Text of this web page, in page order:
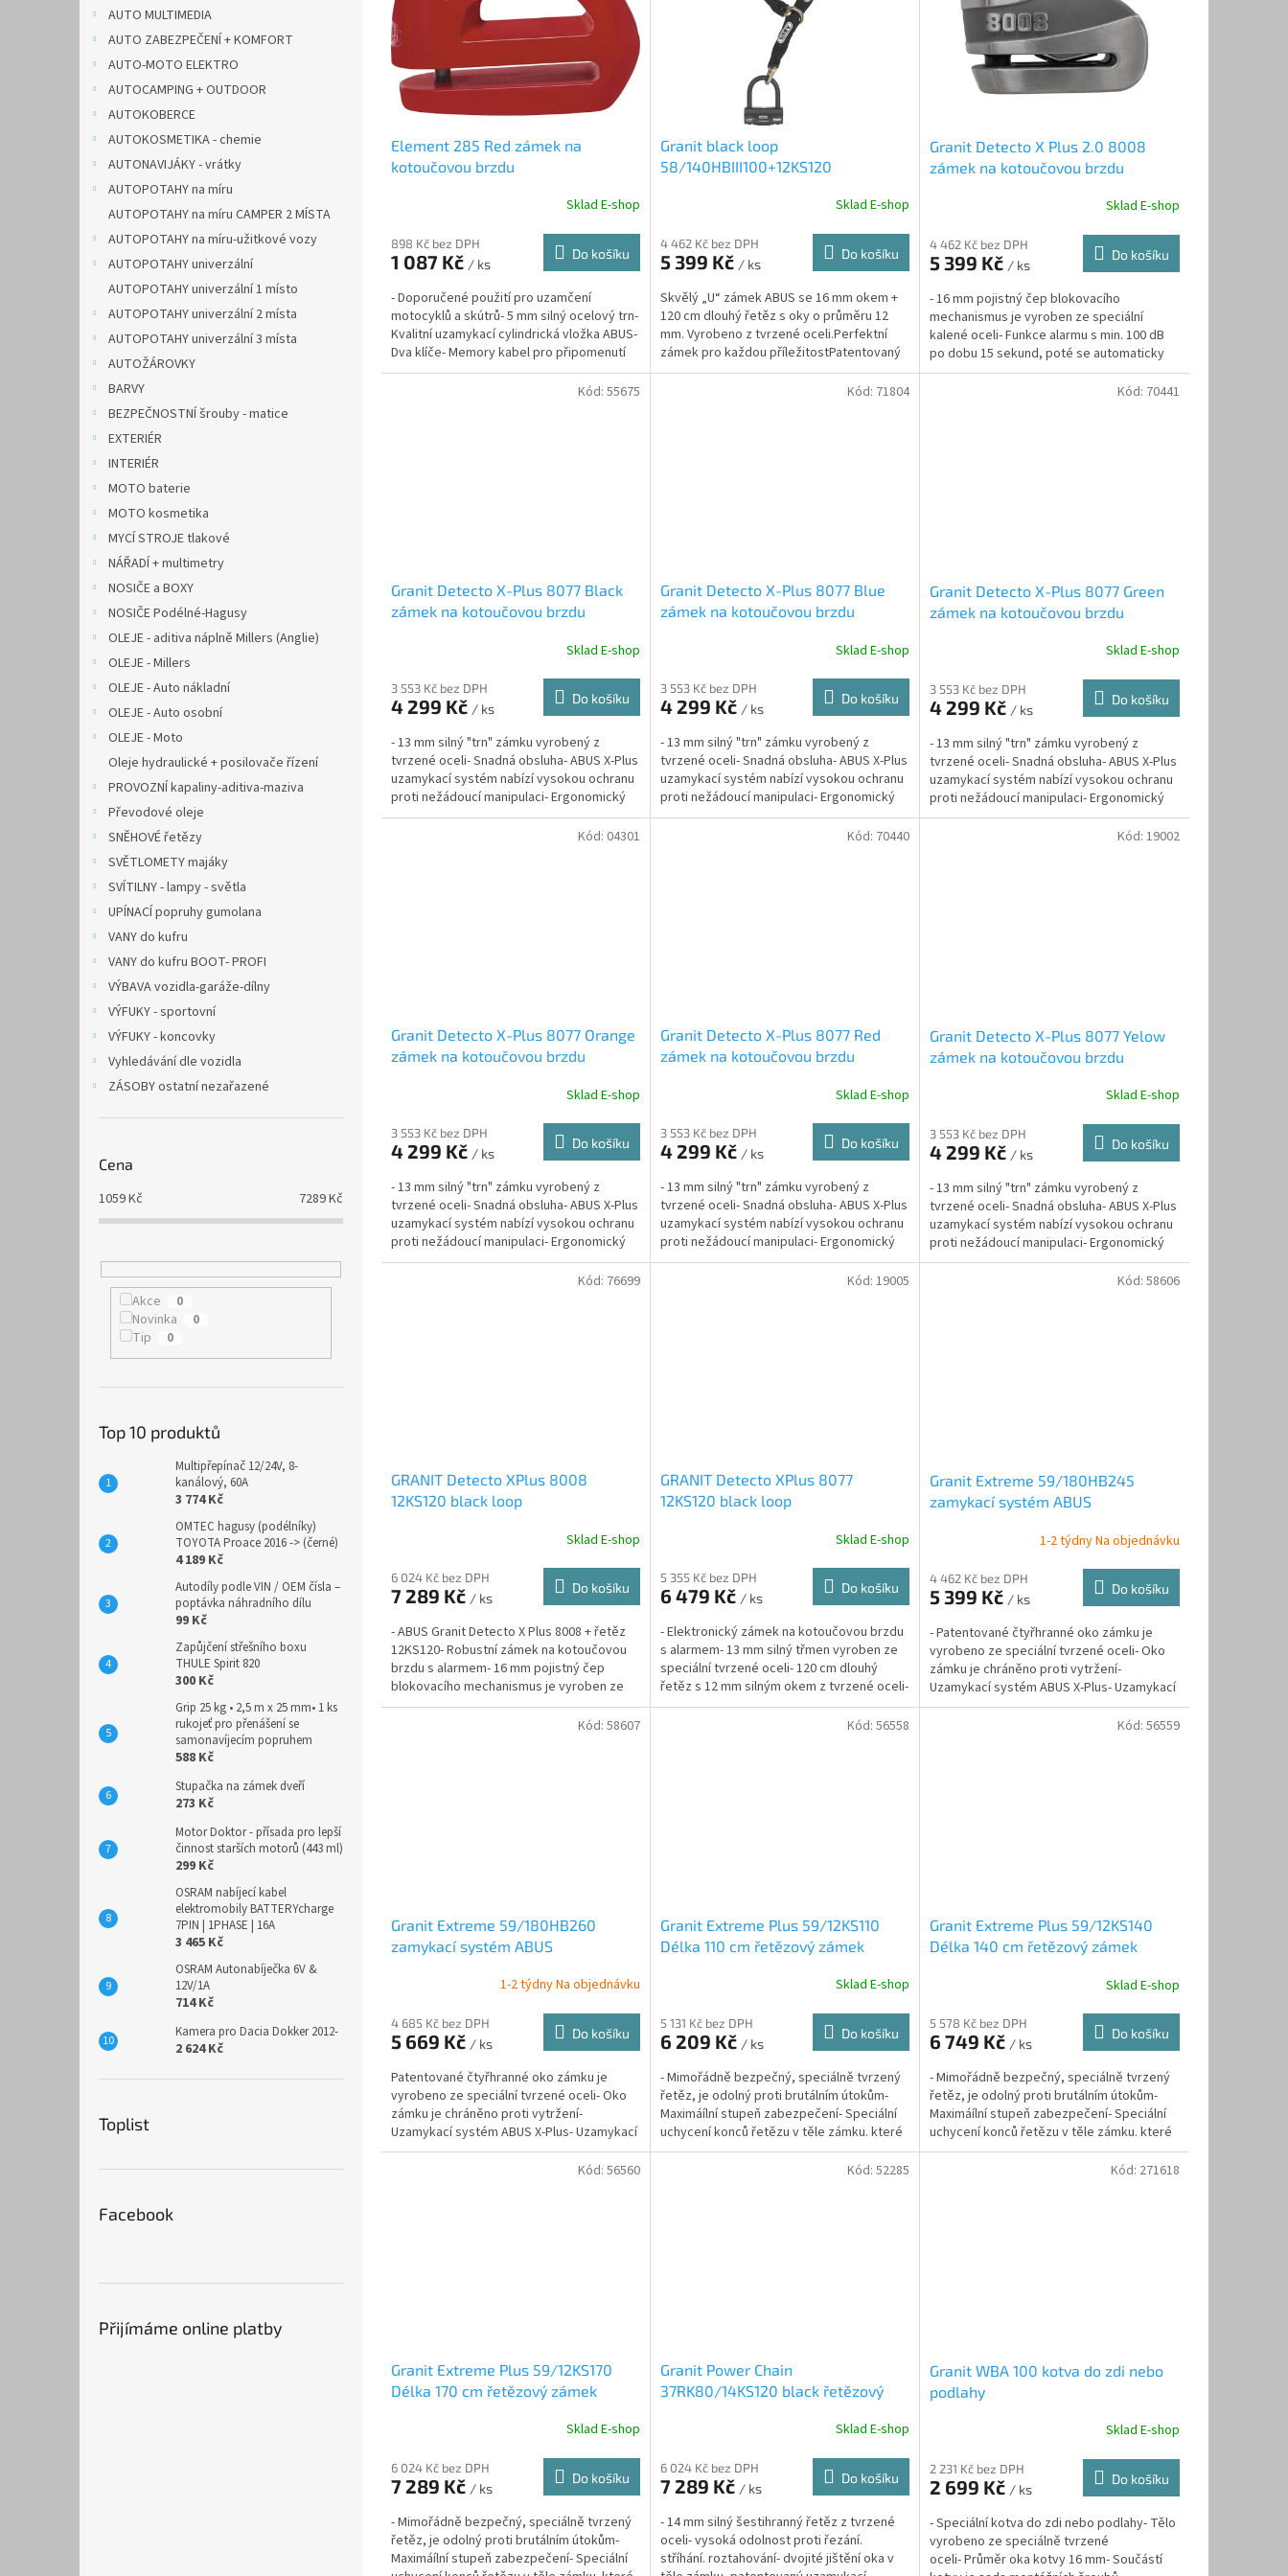
AUTO MULTIMEDIA
AUTO ZABEZPEČENÍ + KOMFORT
AUTO-MOTO ELEKTRO
AUTOCAMPING + OUTDOOR
AUTOKOBERCE
AUTOKOSMETIKA - chemie
AUTONAVIJÁKY - vrátky
AUTOPOTAHY na míru
AUTOPOTAHY na míru CAMPER 2 MÍSTA
AUTOPOTAHY na míru-užitkové vozy
AUTOPOTAHY univerzální
AUTOPOTAHY univerzální 1 místo
AUTOPOTAHY univerzální 2 místa
AUTOPOTAHY univerzální 3 místa
AUTOŽÁROVKY
BARVY
BEZPEČNOSTNÍ šrouby - matice
EXTERIÉR
INTERIÉR
MOTO baterie
MOTO kosmetika
MYCÍ STROJE tlakové
NÁŘADÍ + multimetry
NOSIČE a BOXY
NOSIČE Podélné-Hagusy
OLEJE - aditiva náplně Millers (Anglie)
OLEJE - Millers
OLEJE - Auto nákladní
OLEJE - Auto osobní
OLEJE - Moto
Oleje hydraulické + posilovače řízení
PROVOZNÍ kapaliny-aditiva-maziva
Převodové oleje
SNĚHOVÉ řetězy
SVĚTLOMETY majáky
SVÍTILNY - lampy - světla
UPÍNACÍ popruhy gumolana
VANY do kufru
VANY do kufru BOOT- PROFI
VÝBAVA vozidla-garáže-dílny
VÝFUKY - sportovní
VÝFUKY - koncovky
Vyhledávání dle vozidla
ZÁSOBY ostatní nezařazené
Cena
1059Kč 7289Kč
Akce 0
Novinka 0
Tip 0
Top 10 produktů
Multipřepínač 12/24V, 8-
kanálový, 60A
3 774 Kč
OMTEC hagusy (podélníky)
TOYOTA Proace 2016 -> (černé)
4 189 Kč
Autodíly podle VIN / OEM čísla –
poptávka náhradního dílu
99 Kč
Zapůjčení střešního boxu
THULE Spirit 820
300 Kč
Grip 25 kg • 2,5 m x 25 mm• 1 ks
rukojeť pro přenášení se
samonavíjecím popruhem
588 Kč
Stupačka na zámek dveří
273 Kč
Motor Doktor - přísada pro lepší
činnost starších motorů (443 ml)
299 Kč
OSRAM nabíjecí kabel
elektromobily BATTERYcharge
7PIN | 1PHASE | 16A
3 465 Kč
OSRAM Autonabíječka 6V &
12V/1A
714 Kč
Kamera pro Dacia Dokker 2012-
2 624 Kč
Toplist
Facebook
Přijímáme online platby
p
Element 285 Red zámek na
kotoučovou brzdu
Sklad E-shop
898 Kč bez DPH
1 087 Kč / ks
Do košíku
- Doporučené použití pro uzamčení
motocyklů a skútrů- 5 mm silný ocelový trn-
Kvalitní uzamykací cylindrická vložka ABUS-
Dva klíče- Memory kabel pro připomenutí
zámku na...
Granit black loop
58/140HBIII100+12KS120
Sklad E-shop
4 462 Kč bez DPH
5 399 Kč / ks
Do košíku
Skvělý „U“ zámek ABUS se 16 mm okem +
120 cm dlouhý řetěz s oky o průměru 12
mm. Vyrobeno z tvrzené oceli.Perfektní
zámek pro každou příležitostPatentovaný
uzamykací systém...
Granit Detecto X Plus 2.0 8008
zámek na kotoučovou brzdu
Sklad E-shop
4 462 Kč bez DPH
5 399 Kč / ks
Do košíku
- 16 mm pojistný čep blokovacího
mechanismus je vyroben ze speciální
kalené oceli- Funkce alarmu s min. 100 dB
po dobu 15 sekund, poté se automaticky
re-aktivuje do...
Granit Detecto X-Plus 8077 Black
zámek na kotoučovou brzdu
Sklad E-shop
3 553 Kč bez DPH
4 299 Kč / ks
Do košíku
- 13 mm silný "trn" zámku vyrobený z
tvrzené oceli- Snadná obsluha- ABUS X-Plus
uzamykací systém nabízí vysokou ochranu
proti nežádoucí manipulaci- Ergonomický
rozměr-...
Kód: 55675
Granit Detecto X-Plus 8077 Blue
zámek na kotoučovou brzdu
Sklad E-shop
3 553 Kč bez DPH
4 299 Kč / ks
Do košíku
- 13 mm silný "trn" zámku vyrobený z
tvrzené oceli- Snadná obsluha- ABUS X-Plus
uzamykací systém nabízí vysokou ochranu
proti nežádoucí manipulaci- Ergonomický
rozměr-...
Kód: 71804
Granit Detecto X-Plus 8077 Green
zámek na kotoučovou brzdu
Sklad E-shop
3 553 Kč bez DPH
4 299 Kč / ks
Do košíku
- 13 mm silný "trn" zámku vyrobený z
tvrzené oceli- Snadná obsluha- ABUS X-Plus
uzamykací systém nabízí vysokou ochranu
proti nežádoucí manipulaci- Ergonomický
rozměr-...
Kód: 70441
Granit Detecto X-Plus 8077 Orange
zámek na kotoučovou brzdu
Sklad E-shop
3 553 Kč bez DPH
4 299 Kč / ks
Do košíku
- 13 mm silný "trn" zámku vyrobený z
tvrzené oceli- Snadná obsluha- ABUS X-Plus
uzamykací systém nabízí vysokou ochranu
proti nežádoucí manipulaci- Ergonomický
rozměr-...
Kód: 04301
Granit Detecto X-Plus 8077 Red
zámek na kotoučovou brzdu
Sklad E-shop
3 553 Kč bez DPH
4 299 Kč / ks
Do košíku
- 13 mm silný "trn" zámku vyrobený z
tvrzené oceli- Snadná obsluha- ABUS X-Plus
uzamykací systém nabízí vysokou ochranu
proti nežádoucí manipulaci- Ergonomický
rozměr-...
Kód: 70440
Granit Detecto X-Plus 8077 Yelow
zámek na kotoučovou brzdu
Sklad E-shop
3 553 Kč bez DPH
4 299 Kč / ks
Do košíku
- 13 mm silný "trn" zámku vyrobený z
tvrzené oceli- Snadná obsluha- ABUS X-Plus
uzamykací systém nabízí vysokou ochranu
proti nežádoucí manipulaci- Ergonomický
rozměr-...
Kód: 19002
GRANIT Detecto XPlus 8008
12KS120 black loop
Sklad E-shop
6 024 Kč bez DPH
7 289 Kč / ks
Do košíku
- ABUS Granit Detecto X Plus 8008 + řetěz
12KS120- Robustní zámek na kotoučovou
brzdu s alarmem- 16 mm pojistný čep
blokovacího mechanismus je vyroben ze
speciální kalené oceli-...
Kód: 76699
GRANIT Detecto XPlus 8077
12KS120 black loop
Sklad E-shop
5 355 Kč bez DPH
6 479 Kč / ks
Do košíku
- Elektronický zámek na kotoučovou brzdu
s alarmem- 13 mm silný třmen vyroben ze
speciální tvrzené oceli- 120 cm dlouhý
řetěz s 12 mm silným okem z tvrzené oceli-
Zámek lze...
Kód: 19005
Granit Extreme 59/180HB245
zamykací systém ABUS
1-2 týdny Na objednávku
4 462 Kč bez DPH
5 399 Kč / ks
Do košíku
- Patentované čtyřhranné oko zámku je
vyrobeno ze speciální tvrzené oceli- Oko
zámku je chráněno proti vytržení-
Uzamykací systém ABUS X-Plus- Uzamykací
systém je chráněn proti...
Kód: 58606
Granit Extreme 59/180HB260
zamykací systém ABUS
1-2 týdny Na objednávku
4 685 Kč bez DPH
5 669 Kč / ks
Do košíku
Patentované čtyřhranné oko zámku je
vyrobeno ze speciální tvrzené oceli- Oko
zámku je chráněno proti vytržení-
Uzamykací systém ABUS X-Plus- Uzamykací
systém je chráněn proti...
Kód: 58607
Granit Extreme Plus 59/12KS110
Délka 110 cm řetězový zámek
Sklad E-shop
5 131 Kč bez DPH
6 209 Kč / ks
Do košíku
- Mimořádně bezpečný, speciálně tvrzený
řetěz, je odolný proti brutálním útokům-
Maximáílní stupeň zabezpečení- Speciální
uchycení konců řetězu v těle zámku. které
je...
Kód: 56558
Granit Extreme Plus 59/12KS140
Délka 140 cm řetězový zámek
Sklad E-shop
5 578 Kč bez DPH
6 749 Kč / ks
Do košíku
- Mimořádně bezpečný, speciálně tvrzený
řetěz, je odolný proti brutálním útokům-
Maximáílní stupeň zabezpečení- Speciální
uchycení konců řetězu v těle zámku. které
je...
Kód: 56559
Granit Extreme Plus 59/12KS170
Délka 170 cm řetězový zámek
Sklad E-shop
6 024 Kč bez DPH
7 289 Kč / ks
Do košíku
- Mimořádně bezpečný, speciálně tvrzený
řetěz, je odolný proti brutálním útokům-
Maximáílní stupeň zabezpečení- Speciální
Kód: 56560
Granit Power Chain
37RK80/14KS120 black řetězový
Sklad E-shop
6 024 Kč bez DPH
7 289 Kč / ks
Do košíku
- 14 mm silný šestihranný řetěz z tvrzené
oceli- vysoká odolnost proti řezání.
stříhání. roztahování- dvojité jištění oka v
Kód: 52285
Granit WBA 100 kotva do zdi nebo
podlahy
Sklad E-shop
2 231 Kč bez DPH
2 699 Kč / ks
Do košíku
- Speciální kotva do zdi nebo podlahy- Tělo
vyrobeno ze speciálně tvrzené
oceli- Průměr oka kotvy 16 mm- Součástí
Kód: 271618